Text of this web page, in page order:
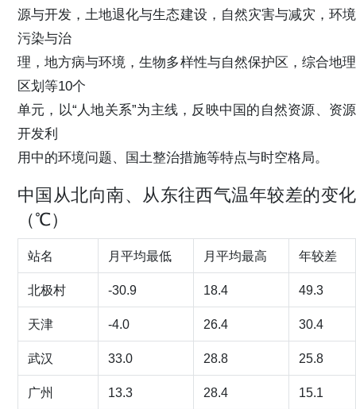
源与开发，土地退化与生态建设，自然灾害与减灾，环境
污染与治
理，地方病与环境，生物多样性与自然保护区，综合地理
区划等10个
单元，以“人地关系”为主线，反映中国的自然资源、资源
开发利
用中的环境问题、国土整治措施等特点与时空格局。
中国从北向南、从东往西气温年较差的变化
（℃）
站名 月平均最低 月平均最高 年较差
北极村 -30.9 18.4 49.3
天津 -4.0 26.4 30.4
武汉 33.0 28.8 25.8
广州 13.3 28.4 15.1